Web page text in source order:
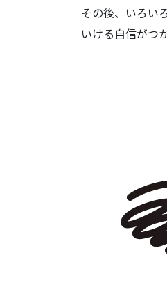
その後、いろい
いける自信がつ